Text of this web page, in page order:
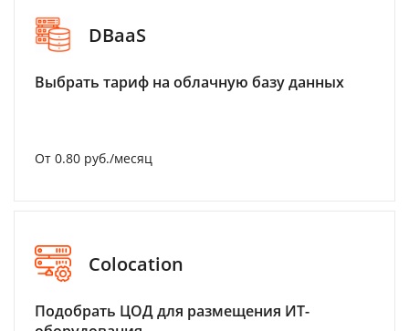
DBaaS
Выбрать тариф на облачную базу данных
От 0.80 руб./месяц
Colocation
Подобрать ЦОД для размещения ИТ-